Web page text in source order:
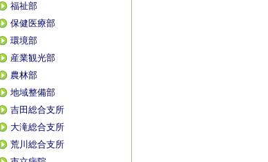
福祉部
保健医療部
環境部
産業観光部
農林部
地域整備部
吉田総合支所
大滝総合支所
荒川総合支所